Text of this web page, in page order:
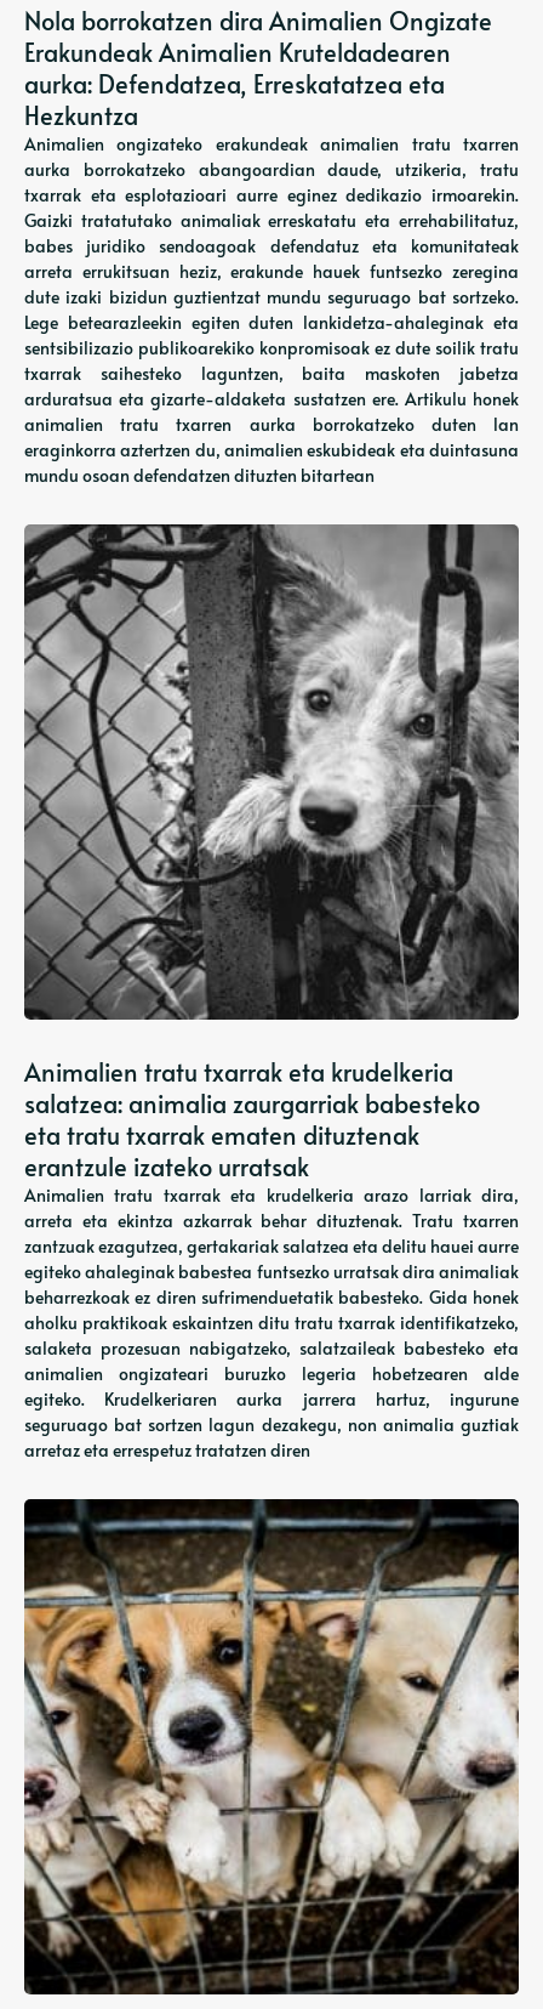
Nola borrokatzen dira Animalien Ongizate
Erakundeak Animalien Kruteldadearen
aurka: Defendatzea, Erreskatatzea eta
Hezkuntza
Animalien ongizateko erakundeak animalien tratu txarren
aurka borrokatzeko abangoardian daude, utzikeria, tratu
txarrak eta esplotazioari aurre eginez dedikazio irmoarekin.
Gaizki tratatutako animaliak erreskatatu eta errehabilitatuz,
babes juridiko sendoagoak defendatuz eta komunitateak
arreta errukitsuan heziz, erakunde hauek funtsezko zeregina
dute izaki bizidun guztientzat mundu seguruago bat sortzeko.
Lege betearazleekin egiten duten lankidetza-ahaleginak eta
sentsibilizazio publikoarekiko konpromisoak ez dute soilik tratu
txarrak saihesteko laguntzen, baita maskoten jabetza
arduratsua eta gizarte-aldaketa sustatzen ere. Artikulu honek
animalien tratu txarren aurka borrokatzeko duten lan
eraginkorra aztertzen du, animalien eskubideak eta duintasuna
mundu osoan defendatzen dituzten bitartean
Animalien tratu txarrak eta krudelkeria
salatzea: animalia zaurgarriak babesteko
eta tratu txarrak ematen dituztenak
erantzule izateko urratsak
Animalien tratu txarrak eta krudelkeria arazo larriak dira,
arreta eta ekintza azkarrak behar dituztenak. Tratu txarren
zantzuak ezagutzea, gertakariak salatzea eta delitu hauei aurre
egiteko ahaleginak babestea funtsezko urratsak dira animaliak
beharrezkoak ez diren sufrimenduetatik babesteko. Gida honek
aholku praktikoak eskaintzen ditu tratu txarrak identifikatzeko,
salaketa prozesuan nabigatzeko, salatzaileak babesteko eta
animalien ongizateari buruzko legeria hobetzearen alde
egiteko. Krudelkeriaren aurka jarrera hartuz, ingurune
seguruago bat sortzen lagun dezakegu, non animalia guztiak
arretaz eta errespetuz tratatzen diren